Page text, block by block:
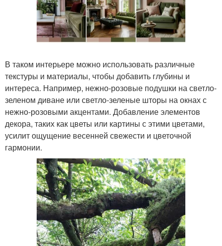
В таком интерьере можно использовать различные
текстуры и материалы, чтобы добавить глубины и
интереса. Например, нежно-розовые подушки на светло-
зеленом диване или светло-зеленые шторы на окнах с
нежно-розовыми акцентами. Добавление элементов
декора, таких как цветы или картины с этими цветами,
усилит ощущение весенней свежести и цветочной
гармонии.